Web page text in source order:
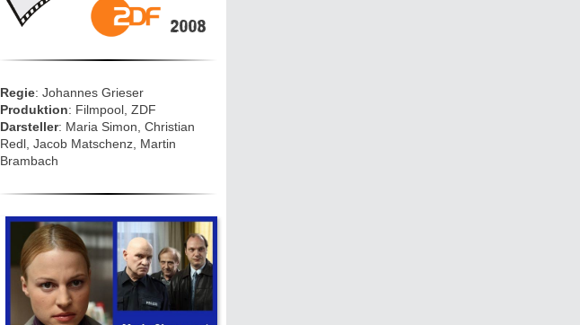
Die Eifel entdecken
Eifelevents
Eifelkrimi: Keine
Gutenachtgeschichte
Die Autoren
2008
Regie: Johannes Grieser
Produktion: Filmpool, ZDF
Darsteller: Maria Simon, Christian
Redl, Jacob Matschenz, Martin
Brambach